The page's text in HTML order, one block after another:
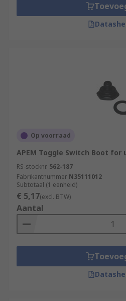
Op voorraad
APEM Toggle Switch Boot for
RS-stocknr. 562-187
Fabrikantnummer N35111012
Subtotaal (1 eenheid)
€ 5,17(excl. BTW)
Aantal